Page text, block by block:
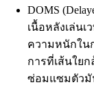
DOMS
เนื้อหลังเล่นเ
ความหนักใน
การที่เส้นใย
ซ่อมแซมตัวมั